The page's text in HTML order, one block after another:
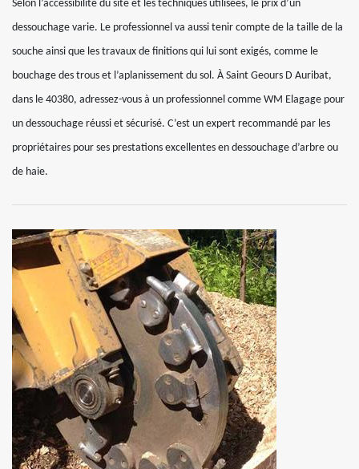
Selon l’accessibilité du site et les techniques utilisées, le prix d’un
dessouchage varie. Le professionnel va aussi tenir compte de la taille de la
souche ainsi que les travaux de finitions qui lui sont exigés, comme le
bouchage des trous et l’aplanissement du sol. À Saint Geours D Auribat,
dans le 40380, adressez-vous à un professionnel comme WM Elagage pour
un dessouchage réussi et sécurisé. C’est un expert recommandé par les
propriétaires pour ses prestations excellentes en dessouchage d’arbre ou
de haie.